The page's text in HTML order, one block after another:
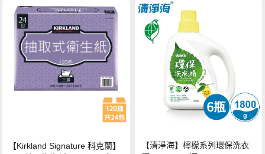
【Kirkland Signature 科克蘭】
【清淨海】檸檬系列環保洗衣